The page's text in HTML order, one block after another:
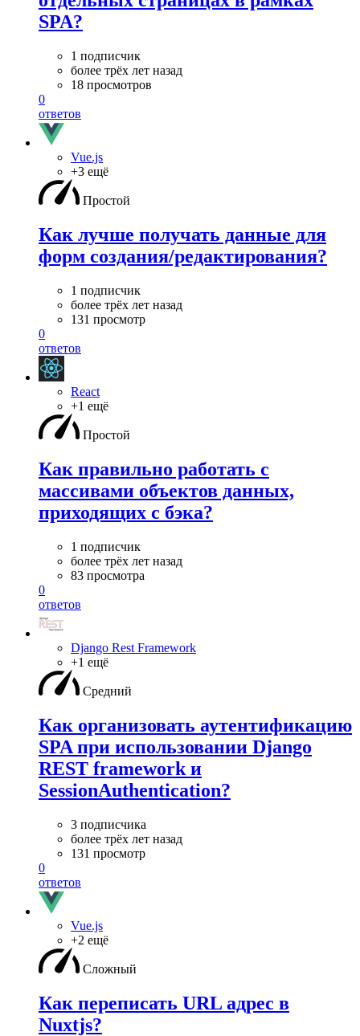
SPA?
1 подписчик
более трёх лет назад
18 просмотров
0
ответов
Vue.js
+3 ещё
Простой
Как лучше получать данные для
форм создания/редактирования?
1 подписчик
более трёх лет назад
131 просмотр
0
ответов
React
+1 ещё
Простой
Как правильно работать с
массивами объектов данных,
приходящих с бэка?
1 подписчик
более трёх лет назад
83 просмотра
0
ответов
Django Rest Framework
+1 ещё
Средний
Как организовать аутентификацию
SPA при использовании Django
REST framework и
SessionAuthentication?
3 подписчика
более трёх лет назад
131 просмотр
0
ответов
Vue.js
+2 ещё
Сложный
Как переписать URL адрес в
Nuxtjs?